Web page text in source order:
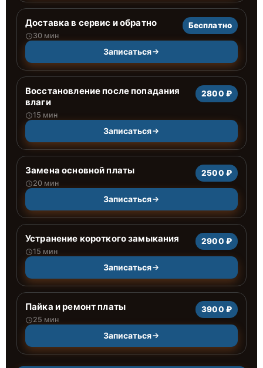
Доставка в сервис и обратно
30 мин
Бесплатно
Записаться
Восстановление после попадания
влаги
15 мин
2800 ₽
Записаться
Замена основной платы
20 мин
2500 ₽
Записаться
Устранение короткого замыкания
15 мин
2900 ₽
Записаться
Пайка и ремонт платы
25 мин
3900 ₽
Записаться